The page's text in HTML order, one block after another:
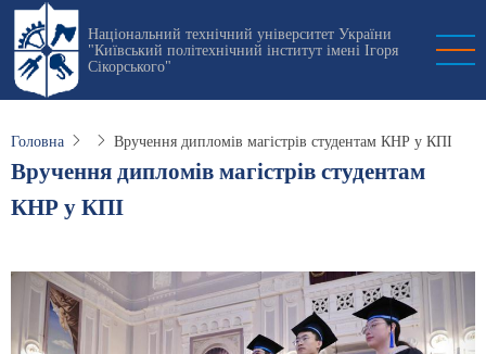
Перейти
основного
вмісту
Національний технічний університет України
"Київський політехнічний інститут імені Ігоря
Сікорського"
Головна Вручення дипломів магістрів студентам КНР у КПІ
Вручення дипломів магістрів студентам
КНР у КПІ